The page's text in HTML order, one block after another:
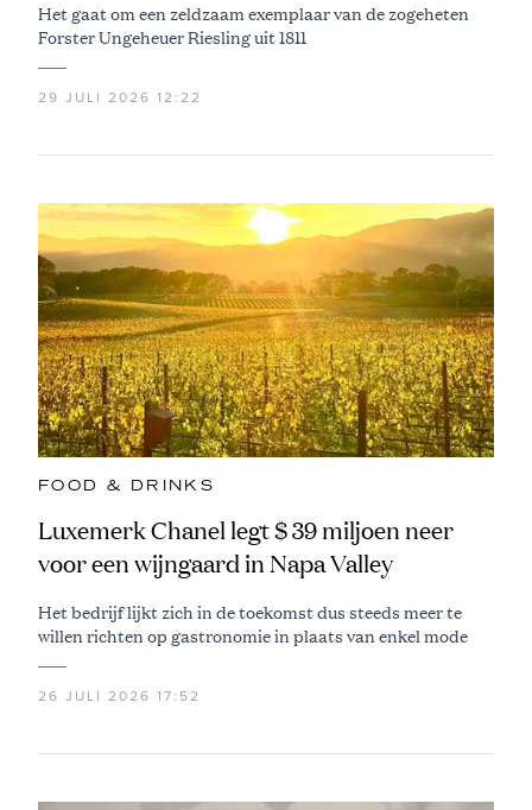
Het gaat om een zeldzaam exemplaar van de zogeheten
Forster Ungeheuer Riesling uit 1811
29 JULI 2026 12:22
FOOD & DRINKS
Luxemerk Chanel legt $ 39 miljoen neer
voor een wijngaard in Napa Valley
Het bedrijf lijkt zich in de toekomst dus steeds meer te
willen richten op gastronomie in plaats van enkel mode
26 JULI 2026 17:52